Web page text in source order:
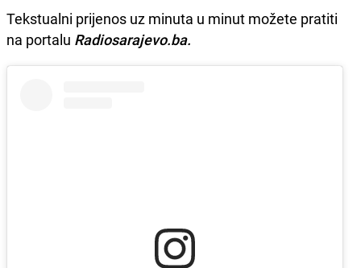
Tekstualni prijenos uz minuta u minut možete pratiti
na portalu Radiosarajevo.ba.